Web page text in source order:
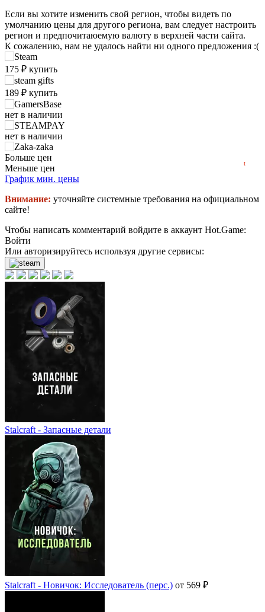
Если вы хотите изменить свой регион, чтобы видеть по
умолчанию цены для другого региона, вам следует настроить
регион и предпочитаюемую валюту в верхней части сайта.
К сожалению, нам не удалось найти ни одного предложения :(
175 ₽ купить
189 ₽ купить
нет в наличии
нет в наличии
нет в наличии
нет в наличии
нет в наличии
Больше цен
Меньше цен
t
₽
100
150
График мин. цены
Внимание: уточняйте системные требования на официальном
сайте!
Чтобы написать комментарий войдите в аккаунт Hot.Game:
Войти
Или авторизируйтесь используя другие сервисы:
Stalcraft - Запасные детали
Stalcraft - Новичок: Исследователь (перс.) от 569 ₽